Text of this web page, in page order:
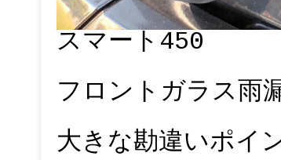
スマート450
フロントガラス雨
大きな勘違いポイ